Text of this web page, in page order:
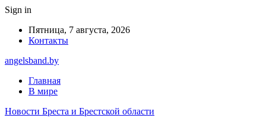
Sign in
Пятница, 7 августа, 2026
Контакты
angelsband.by
Главная
В мире
Новости Бреста и Брестской области